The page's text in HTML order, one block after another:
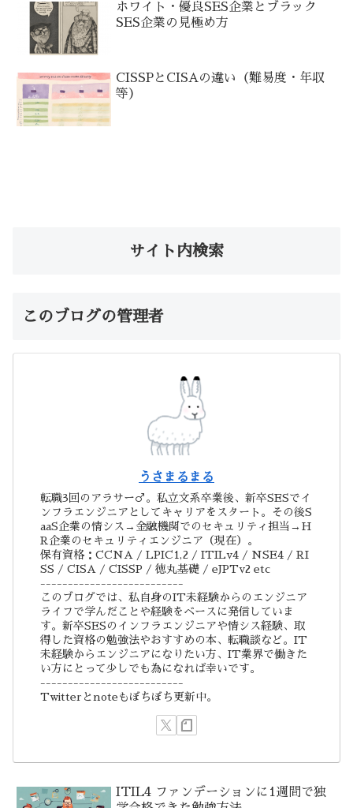
ホワイト・優良SES企業とブラック
SES企業の見極め方
CISSPとCISAの違い（難易度・年収
等）
サイト内検索
このブログの管理者
うさまるまる
転職3回のアラサー♂。私立文系卒業後、新卒SESでイ
ンフラエンジニアとしてキャリアをスタート。その後S
aaS企業の情シス→金融機関でのセキュリティ担当→H
R企業のセキュリティエンジニア（現在）。
保有資格：CCNA / LPIC1,2 / ITILv4 / NSE4 / RI
SS / CISA / CISSP / 徳丸基礎 / eJPTv2 etc
--------------------------
このブログでは、私自身のIT未経験からのエンジニア
ライフで学んだことや経験をベースに発信していま
す。新卒SESのインフラエンジニアや情シス経験、取
得した資格の勉強法やおすすめの本、転職談など。IT
未経験からエンジニアになりたい方、IT業界で働きた
い方にとって少しでも為になれば幸いです。
--------------------------
Twitterとnoteもぼちぼち更新中。
ITIL4 ファンデーションに1週間で独